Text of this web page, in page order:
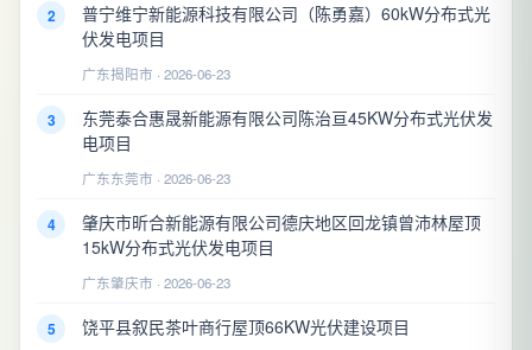
2
普宁维宁新能源科技有限公司（陈勇嘉）60kW分布式光
伏发电项目
广东揭阳市 · 2026-06-23
3
东莞泰合惠晟新能源有限公司陈治亘45KW分布式光伏发
电项目
广东东莞市 · 2026-06-23
4
肇庆市昕合新能源有限公司德庆地区回龙镇曾沛林屋顶
15kW分布式光伏发电项目
广东肇庆市 · 2026-06-23
5 饶平县叙民茶叶商行屋顶66KW光伏建设项目